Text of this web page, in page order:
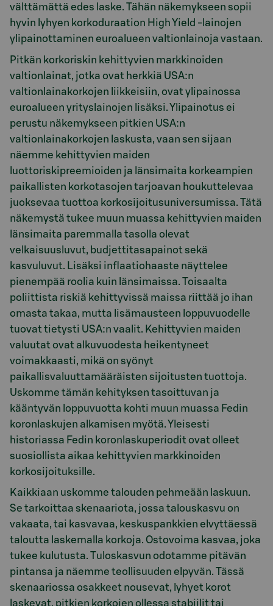
välttämättä edes laske. Tähän näkemykseen sopii
hyvin lyhyen korkoduraation High Yield -lainojen
ylipainottaminen euroalueen valtionlainoja vastaan.
Pitkän korkoriskin kehittyvien markkinoiden
valtionlainat, jotka ovat herkkiä USA:n
valtionlainakorkojen liikkeisiin, ovat ylipainossa
euroalueen yrityslainojen lisäksi. Ylipainotus ei
perustu näkemykseen pitkien USA:n
valtionlainakorkojen laskusta, vaan sen sijaan
näemme kehittyvien maiden
luottoriskipreemioiden ja länsimaita korkeampien
paikallisten korkotasojen tarjoavan houkuttelevaa
juoksevaa tuottoa korkosijoitusuniversumissa. Tätä
näkemystä tukee muun muassa kehittyvien maiden
länsimaita paremmalla tasolla olevat
velkaisuusluvut, budjettitasapainot sekä
kasvuluvut. Lisäksi inflaatiohaaste näyttelee
pienempää roolia kuin länsimaissa. Toisaalta
poliittista riskiä kehittyvissä maissa riittää jo ihan
omasta takaa, mutta lisämausteen loppuvuodelle
tuovat tietysti USA:n vaalit. Kehittyvien maiden
valuutat ovat alkuvuodesta heikentyneet
voimakkaasti, mikä on syönyt
paikallisvaluuttamääräisten sijoitusten tuottoja.
Uskomme tämän kehityksen tasoittuvan ja
kääntyvän loppuvuotta kohti muun muassa Fedin
koronlaskujen alkamisen myötä. Yleisesti
historiassa Fedin koronlaskuperiodit ovat olleet
suosiollista aikaa kehittyvien markkinoiden
korkosijoituksille.
Kaikkiaan uskomme talouden pehmeään laskuun.
Se tarkoittaa skenaariota, jossa talouskasvu on
vakaata, tai kasvavaa, keskuspankkien elvyttäessä
taloutta laskemalla korkoja. Ostovoima kasvaa, joka
tukee kulutusta. Tuloskasvun odotamme pitävän
pintansa ja näemme teollisuuden elpyvän. Tässä
skenaariossa osakkeet nousevat, lyhyet korot
laskevat, pitkien korkojen ollessa stabiilit tai